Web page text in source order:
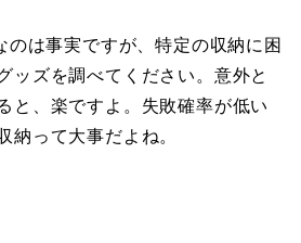
のは事実ですが、特定の収納に困
ッズを調べてください。意外と
と、楽ですよ。失敗確率が低い
納って大事だよね。